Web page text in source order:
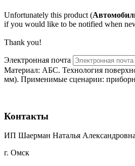
Unfortunately this product (
if you would like to be notified when
Thank you!
Электронная почта
Материал: АБС. Технология
мм). Применимые сценарии:
Контакты
ИП Шаерман Наталья
г. Омск